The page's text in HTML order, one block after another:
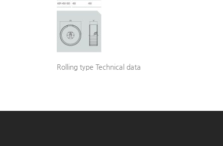
Rolling type Technical data